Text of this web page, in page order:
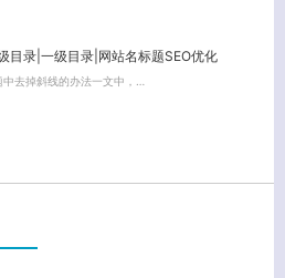
目录|一级目录|网站名标题SEO优化
去掉斜线的办法一文中，…